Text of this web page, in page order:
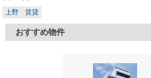
上野 賃貸
おすすめ物件